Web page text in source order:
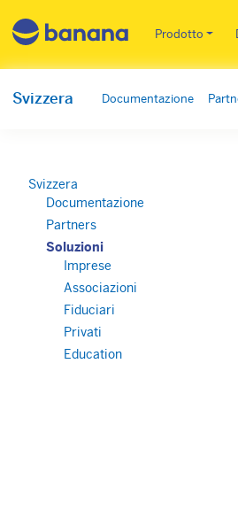
Main
Prodotto
Svizzera Documentazione
Svizzera
Documentazione
Partners
Soluzioni
Imprese
Associazioni
Fiduciari
Privati
Education